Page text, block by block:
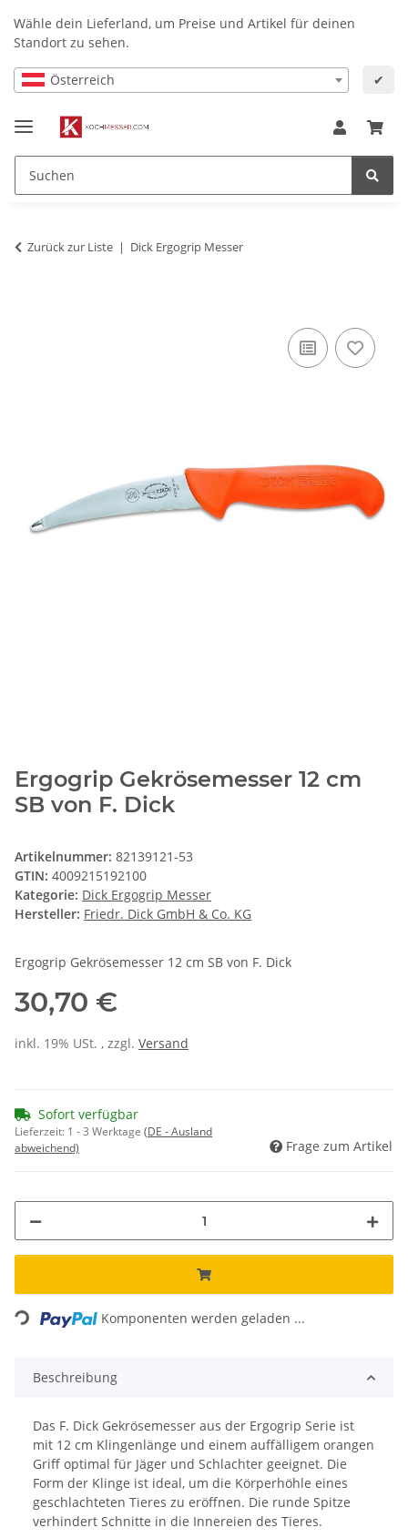
Wähle dein Lieferland, um Preise und Artikel für deinen
Standort zu sehen.
Österreich ✔
Zurück zur Liste Dick Ergogrip Messer
Ergogrip Gekrösemesser 12 cm
SB von F. Dick
Artikelnummer: 82139121-53
GTIN: 4009215192100
Kategorie: Dick Ergogrip Messer
Hersteller: Friedr. Dick GmbH & Co. KG
Ergogrip Gekrösemesser 12 cm SB von F. Dick
30,70 €
inkl. 19% USt. , zzgl. Versand
Sofort verfügbar
Lieferzeit: 1 - 3 Werktage (DE - Ausland
abweichend)
Frage zum Artikel
Loading... Komponenten werden geladen ...
Beschreibung
Das F. Dick Gekrösemesser aus der Ergogrip Serie ist
mit 12 cm Klingenlänge und einem auffälligem orangen
Griff optimal für Jäger und Schlachter geeignet. Die
Form der Klinge ist ideal, um die Körperhöhle eines
geschlachteten Tieres zu eröffnen. Die runde Spitze
verhindert Schnitte in die Innereien des Tieres.